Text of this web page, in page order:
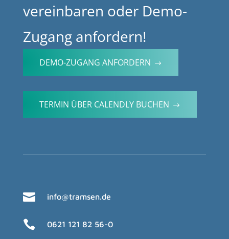
vereinbaren oder Demo-
Zugang anfordern!
DEMO-ZUGANG ANFORDERN $
TERMIN ÜBER CALENDLY BUCHEN $
 info@tramsen.de
 0621 121 82 56-0